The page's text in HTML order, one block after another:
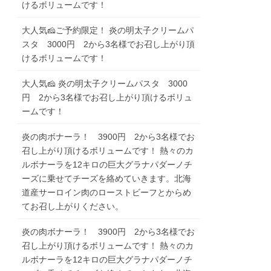
けるボリュームです！
大人気🧀ご予約限定！ 炎の明太子クリームパ
スタ 3000円 2から3名様でお召し上がり頂
けるボリュームです！
大人気🧀 炎の明太子クリームパスタ 3000
円 2から3名様でお召し上がり頂けるボリュ
ームです！
炎の肉ボナーラ！ 3900円 2から3名様でお
召し上がり頂けるボリュームです！ 熱々のカ
ルボナーラを12キロの巨大グラナパダーノチ
ーズに乗せてチーズを絡めていきます。北海
道産サーロイン肉のローストビーフとからめ
てお召し上がりください。
炎の肉ボナーラ！ 3900円 2から3名様でお
召し上がり頂けるボリュームです！ 熱々のカ
ルボナーラを12キロの巨大グラナパダーノチ